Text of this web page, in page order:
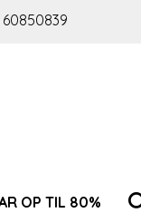
OP TIL 80%